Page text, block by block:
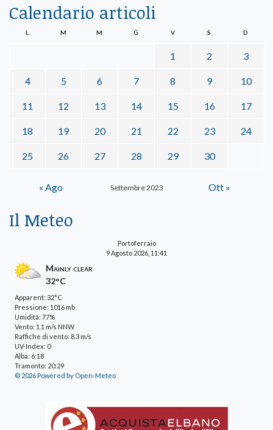
Calendario articoli
Settembre 2023
L M M G V S D
1 2 3
4 5 6 7 8 9 10
11 12 13 14 15 16 17
18 19 20 21 22 23 24
25 26 27 28 29 30
« Ago Ott »
Il Meteo
Portoferraio
9 Agosto 2026, 11:41
Mainly clear
32°C
Apparent: 32°C
Pressione: 1016 mb
Umidità: 77%
Vento: 1.1 m/s NNW
Raffiche di vento: 8.3 m/s
UV-Index: 0
Alba: 6:18
Tramonto: 20:29
© 2026 Powered by Open-Meteo